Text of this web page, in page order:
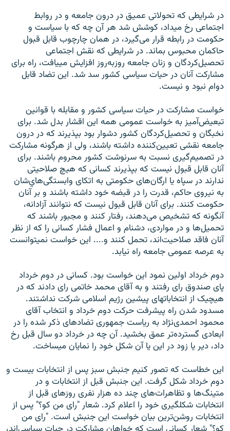
در شرايطی که تحولاتی عميق در درون جامعه و در روابط
اجتماعی رخ می‏داد، کوشش شد هر آن چه که با سياست و
حکومت در رابطه قرار می‌گيرد، در همان چارچوب قابل قبول
حاکمان محبوس بماند. در شرايطی که نقش اجتماعی
تحصيل‌کردگان و زنان جامعه روزبه‌روز افزايش می‏يافت، راه برای
مشارکت آنان در حيات سياسی کشور سد شد. اين تضاد قابل
دوام نبود و نيست.
خواست مشارکت در حيات سياسی کشور و مقابله با قوانين
تبعيض‌آميز به خواست عمومی همه اين اقشار بدل شد. برای
نخبگان و تحصيل‌کردگان کشور دشوار بود بپذيرند که در درون
جامعه نقشی تعيين‌کننده داشته باشند، ولی از هرگونه مشارکت
در تصميم‌گيری نسبت به سرنوشت کشور محروم باشند. برای
آنان قابل قبول نيست که بپذيرند کسانی که هيچ صلاحيتی
ندارند در سپاه يا ارگان‌های حکومتی به اتکای وابستگی‌هاي‌شان
به نيروی حاکم، قدرت را در قبضه خود داشته باشند و بر آنان
حکومت کنند. برای آنان قابل قبول نيست که نتوانند آزادانه،
آن‏گونه که تشخيص می‌دهند، رفتار کنند و مجبور باشند که
تحميل‌ها و در مواردی، دشنام و اعمال فشار کسانی را که از نظر
آنان فاقد صلاحيت‌اند، تحمل کنند و.... اين خواست نمی‏توانست
به عرصه عمومی جامعه راه نيابد.
دوم خرداد اولين نمود اين خواست بود. کسانی در دوم خرداد
پای صندوق رای رفتند و به آقای محمد خاتمی رای دادند که در
هيچ‏يک از انتخابات‏های پيشين رژيم اسلامی شرکت نداشتند.
مسدود شدن راه پيشرفت حرکت دوم خرداد و انتخاب آقای
محمود احمدی‌نژاد به رياست جمهوری تضادهای ذکر شده را در
ابعادی گسترده‌تر عمق بخشيد. آن چه در خرداد دو سال قبل رخ
داد، دير يا زود در اين يا آن شکل خود را نمايان می‏ساخت.
اين خطاست که تصور کنيم جنبش سبز پس از انتخابات بيست و
دوم خرداد شکل گرفت. اين جنبش قبل از انتخابات و در
متينگ‌ها و تظاهرات‌های چند ده هزار نفری روزهای قبل از
انتخابات شکل‏گيری خود را اعلام کرد. شعار "رای من کو؟" پس از
انتخابات روشن‌ترين بيان خواست اين جنبش است. "رای من